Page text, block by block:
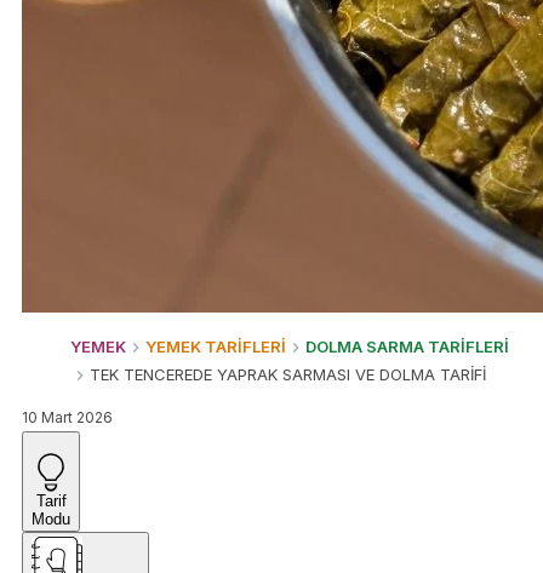
YEMEK YEMEK TARİFLERİ
DOLMA SARMA TARİFLERİ
TEK TENCEREDE YAPRAK SARMASI VE DOLMA TARİFİ
10 Mart 2026
Tarif
Modu